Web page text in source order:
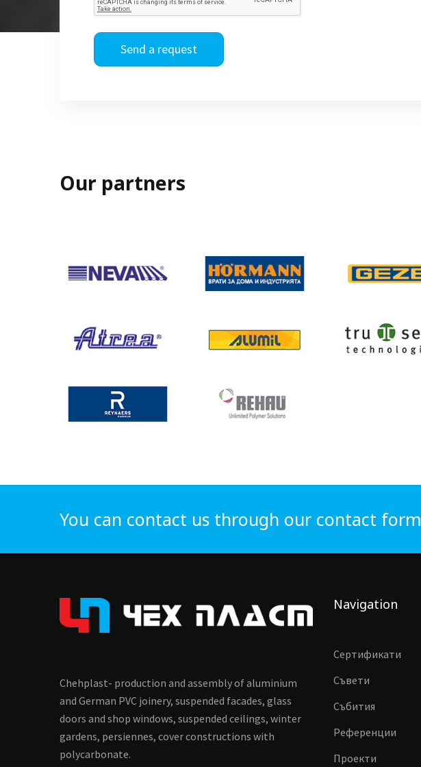
Send a request
Our partners
You can contact us through our contact form
Chehplast- production and assembly of aluminium
and German PVC joinery, suspended facades, glass
doors and shop windows, suspended ceilings, winter
gardens, persiennes, cover constructions with
polycarbonate.
Navigation
Сертификати
Съвети
Събития
Референции
Проекти